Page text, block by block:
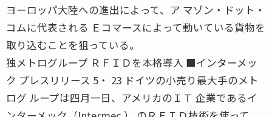
ヨーロッパ大陸への進出によって、ア マゾン・ドット・
コムに代表される Ｅコマースによって動いている貨物を
取り込むことを狙っている。
独メトログループ ＲＦＩＤを本格導入 ■インターメッ
ク プレスリリース 5・ 23 ドイツの小売り最大手のメト
ログ ループは四月一日、アメリカのＩＴ 企業であるイ